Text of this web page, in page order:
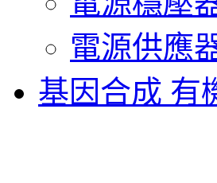
電源供應
基因合成 有